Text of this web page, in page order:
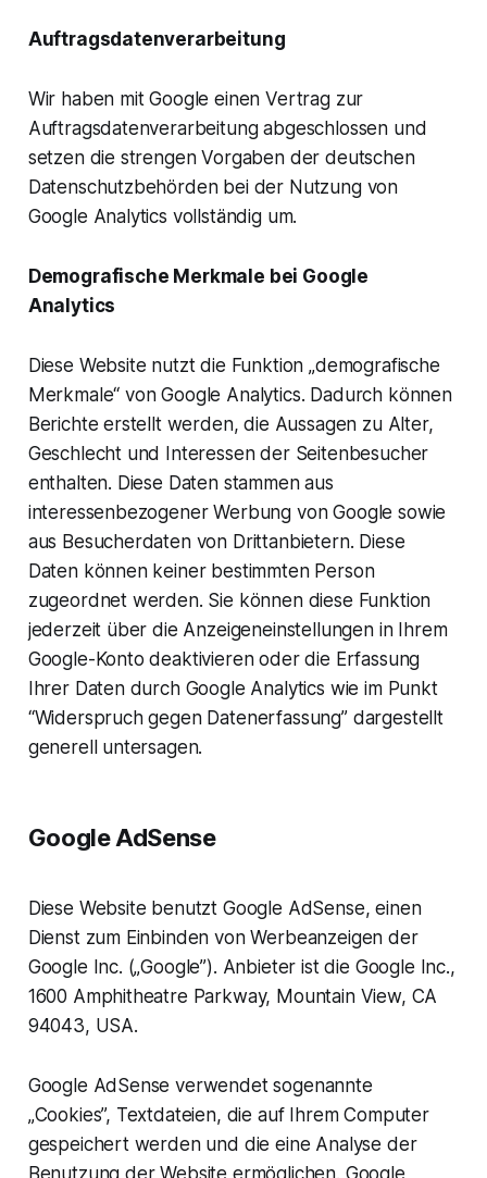
Auftragsdatenverarbeitung
Wir haben mit Google einen Vertrag zur
Auftragsdatenverarbeitung abgeschlossen und
setzen die strengen Vorgaben der deutschen
Datenschutzbehörden bei der Nutzung von
Google Analytics vollständig um.
Demografische Merkmale bei Google
Analytics
Diese Website nutzt die Funktion „demografische
Merkmale“ von Google Analytics. Dadurch können
Berichte erstellt werden, die Aussagen zu Alter,
Geschlecht und Interessen der Seitenbesucher
enthalten. Diese Daten stammen aus
interessenbezogener Werbung von Google sowie
aus Besucherdaten von Drittanbietern. Diese
Daten können keiner bestimmten Person
zugeordnet werden. Sie können diese Funktion
jederzeit über die Anzeigeneinstellungen in Ihrem
Google-Konto deaktivieren oder die Erfassung
Ihrer Daten durch Google Analytics wie im Punkt
“Widerspruch gegen Datenerfassung” dargestellt
generell untersagen.
Google AdSense
Diese Website benutzt Google AdSense, einen
Dienst zum Einbinden von Werbeanzeigen der
Google Inc. („Google”). Anbieter ist die Google Inc.,
1600 Amphitheatre Parkway, Mountain View, CA
94043, USA.
Google AdSense verwendet sogenannte
„Cookies”, Textdateien, die auf Ihrem Computer
gespeichert werden und die eine Analyse der
Benutzung der Website ermöglichen. Google